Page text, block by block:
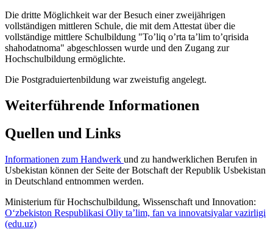
Die dritte Möglichkeit war der Besuch einer zweijährigen
vollständigen mittleren Schule, die mit dem Attestat über die
vollständige mittlere Schulbildung "To’liq o’rta ta’lim to’qrisida
shahodatnoma" abgeschlossen wurde und den Zugang zur
Hochschulbildung ermöglichte.
Die Postgraduiertenbildung war zweistufig angelegt.
Weiterführende Informationen
Quellen und Links
Informationen zum Handwerk und zu handwerklichen Berufen in
Usbekistan können der Seite der Botschaft der Republik Usbekistan
in Deutschland entnommen werden.
Ministerium für Hochschulbildung, Wissenschaft und Innovation:
O‘zbekiston Respublikasi Oliy ta’lim, fan va innovatsiyalar vazirligi
(edu.uz)